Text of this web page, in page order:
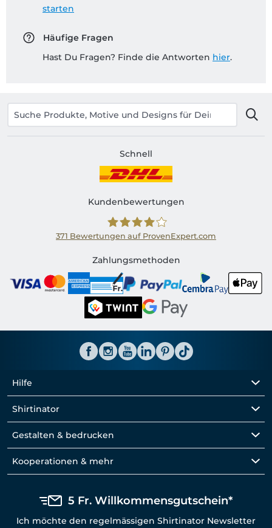
starten
Häufige Fragen
Hast Du Fragen? Finde die Antworten hier.
Schnell
Kundenbewertungen
Shirtinator CH
371 Bewertungen auf ProvenExpert.com
Zahlungsmethoden
Hilfe
Shirtinator
Gestalten & bedrucken
Kooperationen & mehr
5 Fr. Willkommensgutschein*
Ich möchte den regelmässigen Shirtinator Newsletter